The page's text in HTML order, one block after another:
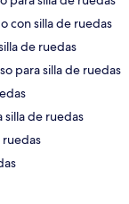
con silla de ruedas
de ruedas
para silla de ruedas
silla de ruedas
ruedas